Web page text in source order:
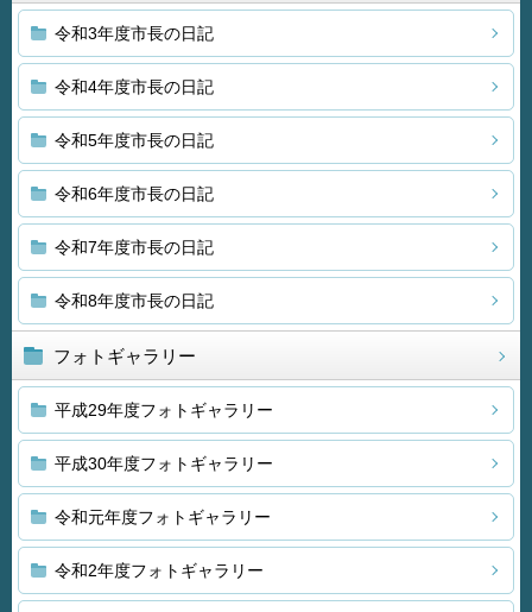
令和3年度市長の日記
令和4年度市長の日記
令和5年度市長の日記
令和6年度市長の日記
令和7年度市長の日記
令和8年度市長の日記
フォトギャラリー
平成29年度フォトギャラリー
平成30年度フォトギャラリー
令和元年度フォトギャラリー
令和2年度フォトギャラリー